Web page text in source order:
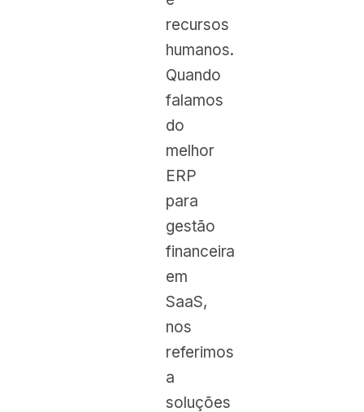
recursos
humanos.
Quando
falamos
do
melhor
ERP
para
gestão
financeira
em
SaaS,
nos
referimos
a
soluções